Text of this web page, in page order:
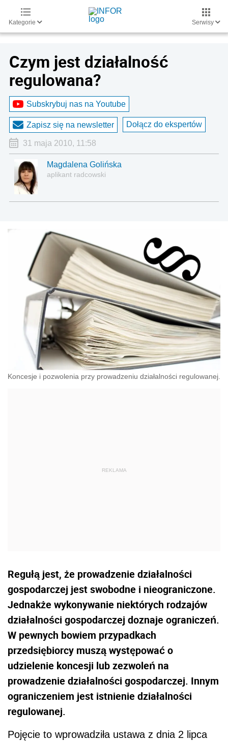
Kategorie Serwisy
Czym jest działalność
regulowana?
Subskrybuj nas na Youtube
Zapisz się na newsletter Dołącz do ekspertów
31 maja 2010, 11:58
Magdalena Golińska
aplikant radcowski
Koncesje i pozwolenia przy prowadzeniu działalności regulowanej.
Regułą jest, że prowadzenie działalności
gospodarczej jest swobodne i nieograniczone.
Jednakże wykonywanie niektórych rodzajów
działalności gospodarczej doznaje ograniczeń.
W pewnych bowiem przypadkach
przedsiębiorcy muszą występować o
udzielenie koncesji lub zezwoleń na
prowadzenie działalności gospodarczej. Innym
ograniczeniem jest istnienie działalności
regulowanej.
Pojęcie to wprowadziła ustawa z dnia 2 lipca